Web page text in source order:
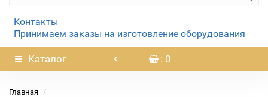
Контакты
Принимаем заказы на изготовление оборудования
Каталог : 0
Главная